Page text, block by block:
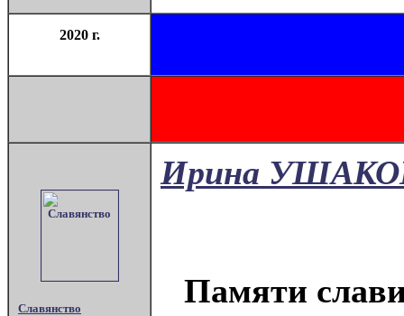
2020 г.
Славянство
Ирина
Памяти